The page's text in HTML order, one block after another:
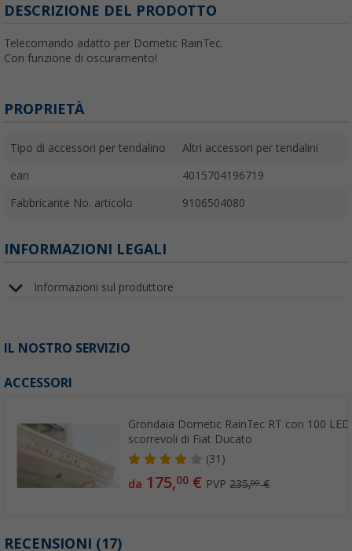
DESCRIZIONE DEL PRODOTTO
Telecomando adatto per Dometic RainTec.
Con funzione di oscuramento!
PROPRIETÀ
Tipo di accessori per tendalino Altri accessori per tendalini
ean 4015704196719
Fabbricante No. articolo 9106504080
INFORMAZIONI LEGALI
Informazioni sul produttore
IL NOSTRO SERVIZIO
ACCESSORI
Grondaia Dometic RainTec RT con 100
scorrevoli di Fiat Ducato
(31)
da 175,00 € PVP235,00€
RECENSIONI (17)